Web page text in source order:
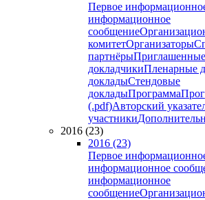
Первое
информационное
сообщение
комитетОрганизаторы
партнёрыПриглашенные
докладчикиПленарные
докладыСтендовые
докладыПрограмма
(.pdf)Авторский
участники
2016 (23)
2016 (23)
Первое
информационное
информационное
сообщение